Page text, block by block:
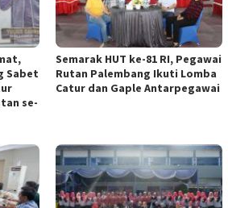
Sabet
se-
Semarak HUT ke-81 RI, Pegawai
Rutan Palembang Ikuti Lomba
Catur dan Gaple Antarpegawai